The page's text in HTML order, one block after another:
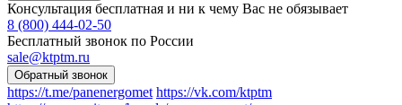
Консультация бесплатная и ни к чему Вас не обязывает
8 (800) 444-02-50
Бесплатный звонок по России
sale@ktptm.ru
https://t.me/panenergomet https://vk.com/ktptm